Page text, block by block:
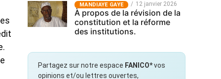
MANDIAYE GAYE 12 janvier 2026
À propos de la révision de la
constitution et la réforme
des institutions.
Partagez sur notre espace FANICO*vos
opinions et/ou lettres ouvertes,